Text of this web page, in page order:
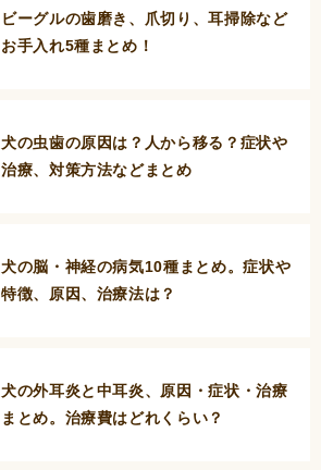
ビーグルの歯磨き、爪切り、耳掃除など
お手入れ5種まとめ！
犬の虫歯の原因は？人から移る？症状や
治療、対策方法などまとめ
犬の脳・神経の病気10種まとめ。症状や
特徴、原因、治療法は？
犬の外耳炎と中耳炎、原因・症状・治療
まとめ。治療費はどれくらい？